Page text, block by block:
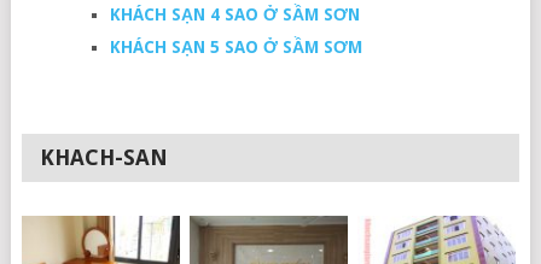
KHÁCH SẠN 4 SAO Ở SẦM SƠN
KHÁCH SẠN 5 SAO Ở SẦM SƠM
KHACH-SAN